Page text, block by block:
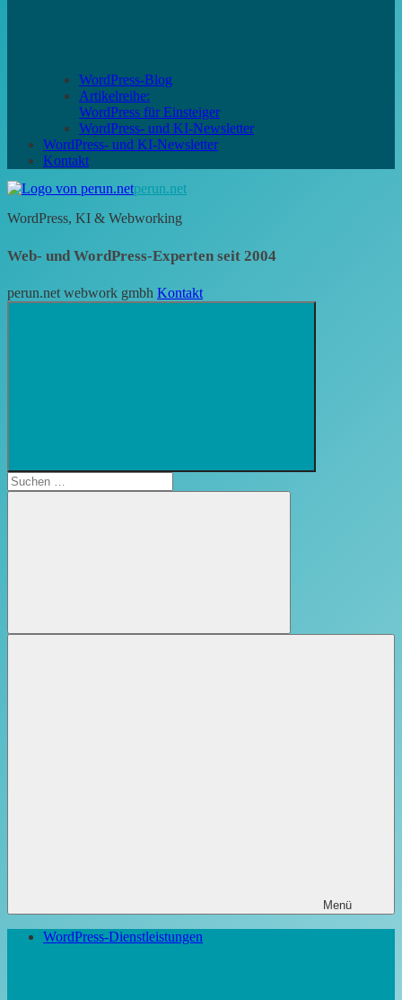
WordPress-Blog
Artikelreihe:
WordPress für Einsteiger
WordPress- und KI-Newsletter
WordPress- und KI-Newsletter
Kontakt
perun.net
WordPress, KI & Webworking
Web- und WordPress-Experten seit 2004
perun.net webwork gmbh Kontakt
öffnen
Suchen
nach:
Suchen
Menü
WordPress-Dienstleistungen